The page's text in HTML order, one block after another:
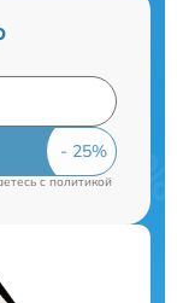
cполитикой